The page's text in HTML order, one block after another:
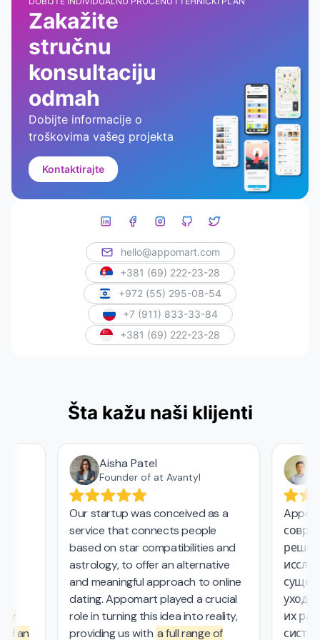
Zakažite
stručnu
konsultaciju
odmah
Dobijte informacije o
troškovima vašeg projekta
Kontaktirajte
hello@appomart.com
+381 (69) 222-23-28
+972 (55) 295-08-54
+7 (911) 833-33-84
+381 (69) 222-23-28
Šta kažu naši klijenti
an
Aisha Patel
Founder of at Avantyl
Our startup was conceived as a
service that connects people
based on star compatibilities and
astrology, to offer an alternative
and meaningful approach to online
dating. Appomart played a crucial
role in turning this idea into reality,
providing us witha full range of
ухода
их